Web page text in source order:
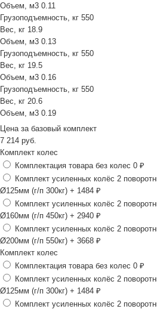
Объем, м3 0.11
Грузоподъемность, кг 550
Вес, кг 18.9
Объем, м3 0.13
Грузоподъемность, кг 550
Вес, кг 19.5
Объем, м3 0.16
Грузоподъемность, кг 550
Вес, кг 20.6
Объем, м3 0.19
Цена за базовый комплект
7 214 руб.
Комплект колес
Комплектация товара без колес 0 ₽
Комплект усиленных колёс 2
Ø125мм (г/п 300кг) + 1484 ₽
Комплект усиленных колёс 2
Ø160мм (г/п 450кг) + 2940 ₽
Комплект усиленных колёс 2
Ø200мм (г/п 550кг) + 3668 ₽
Комплект колес
Комплектация товара без колес 0 ₽
Комплект усиленных колёс 2
Ø125мм (г/п 300кг) + 1484 ₽
Комплект усиленных колёс 2